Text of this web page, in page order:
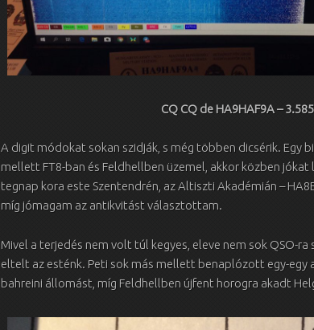
CQ CQ de HA9HAF9A –
A digit módokat sokan szidják, s még többen dicsérik. Egy
mellett FT8-ban és Feldhellben üzemel, akkor közben
tegnap kora este Szentendrén, az Altiszti Akadémián –
míg jómagam az antikvitást választottam.
Mivel a terjedés nem volt túl kegyes, eleve nem sok QSO-
eltelt az esténk. Peti sok más mellett benaplózott egy-egy
bahreini állomást, míg Feldhellben újfent horogra akadt